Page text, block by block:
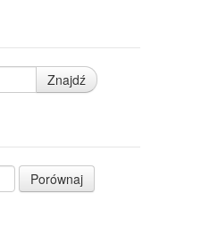
Znajdź
Porównaj